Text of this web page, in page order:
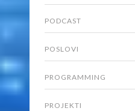
PODCAST
POSLOVI
PROGRAMMING
PROJEKTI